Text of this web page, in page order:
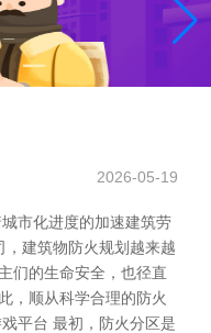
2026-05-19
市化进度的加速建筑劳
建筑物防火规划越来越
们的生命安全，也径直
，顺从科学合理的防火
平台 最初，防火分区是